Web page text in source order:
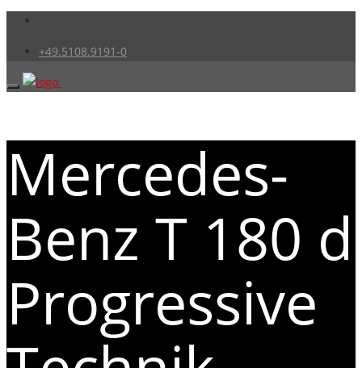
+49.5108.9191-0
Mercedes-
Benz T 180 d
Progressive